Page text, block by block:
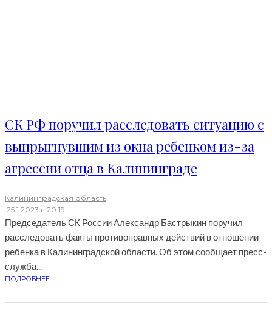
СК РФ поручил расследовать ситуацию с
выпрыгнувшим из окна ребенком из-за
агрессии отца в Калининграде
Калининградская область
·25.1.2023 в 20:19
Председатель СК России Александр Бастрыкин поручил
расследовать факты противоправных действий в отношении
ребенка в Калининградской области. Об этом сообщает пресс-
служба...
ПОДРОБНЕЕ